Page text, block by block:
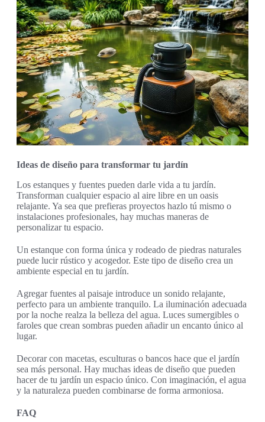
Ideas de diseño para transformar tu jardín
Los estanques y fuentes pueden darle vida a tu jardín.
Transforman cualquier espacio al aire libre en un oasis
relajante. Ya sea que prefieras proyectos hazlo tú mismo o
instalaciones profesionales, hay muchas maneras de
personalizar tu espacio.
Un estanque con forma única y rodeado de piedras naturales
puede lucir rústico y acogedor. Este tipo de diseño crea un
ambiente especial en tu jardín.
Agregar fuentes al paisaje introduce un sonido relajante,
perfecto para un ambiente tranquilo. La iluminación adecuada
por la noche realza la belleza del agua. Luces sumergibles o
faroles que crean sombras pueden añadir un encanto único al
lugar.
Decorar con macetas, esculturas o bancos hace que el jardín
sea más personal. Hay muchas ideas de diseño que pueden
hacer de tu jardín un espacio único. Con imaginación, el agua
y la naturaleza pueden combinarse de forma armoniosa.
FAQ